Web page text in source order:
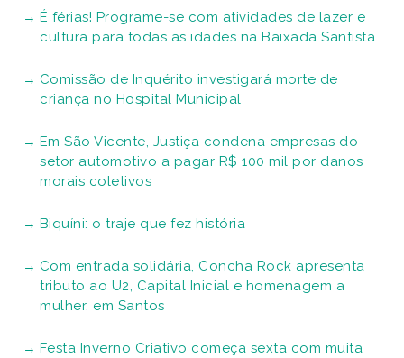
É férias! Programe-se com atividades de lazer e
cultura para todas as idades na Baixada Santista
Comissão de Inquérito investigará morte de
criança no Hospital Municipal
Em São Vicente, Justiça condena empresas do
setor automotivo a pagar R$ 100 mil por danos
morais coletivos
Biquíni: o traje que fez história
Com entrada solidária, Concha Rock apresenta
tributo ao U2, Capital Inicial e homenagem a
mulher, em Santos
Festa Inverno Criativo começa sexta com muita